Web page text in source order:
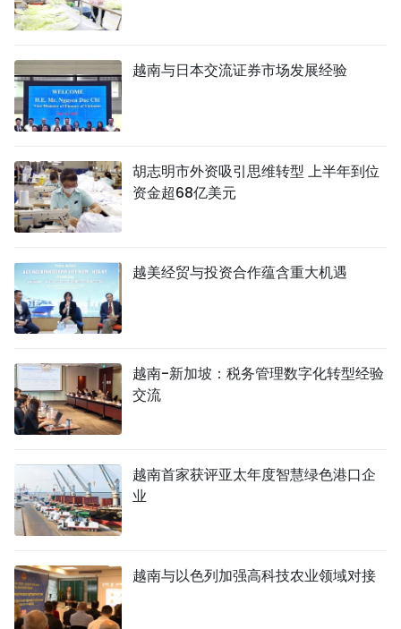
越南与日本交流证券市场发展经验
胡志明市外资吸引思维转型 上半年到位
资金超68亿美元
越美经贸与投资合作蕴含重大机遇
越南-新加坡：税务管理数字化转型经验
交流
越南首家获评亚太年度智慧绿色港口企
业
越南与以色列加强高科技农业领域对接